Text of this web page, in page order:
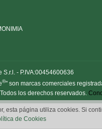
- P.IVA:00454600636
®" son marcas comerciales
los derechos reservados.
esta página utiliza cookies. Si
de Cookies